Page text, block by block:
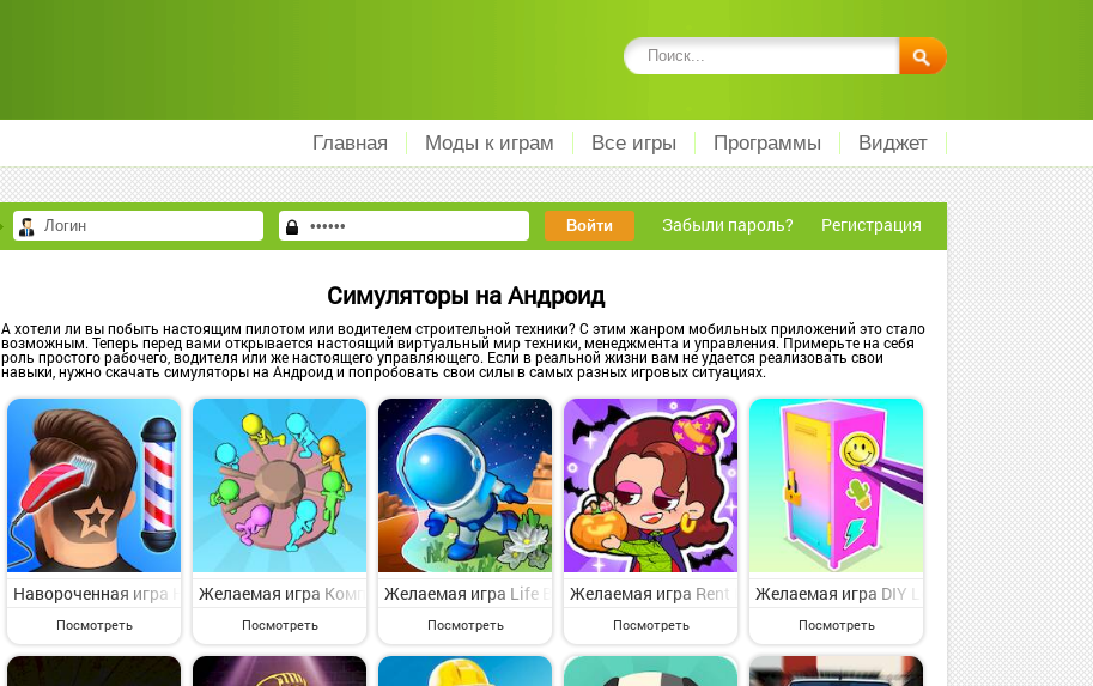
Главная Моды к играм Все игры Программы Виджет
Забыли пароль? Регистрация
Симуляторы на Андроид
А хотели ли вы побыть настоящим пилотом или водителем строительной техники? С этим жанром мобильных приложений это стало
возможным. Теперь перед вами открывается настоящий виртуальный мир техники, менеджмента и управления. Примерьте на себя
роль простого рабочего, водителя или же настоящего управляющего. Если в реальной жизни вам не удается реализовать свои
навыки, нужно скачать симуляторы на Андроид и попробовать свои силы в самых разных игровых ситуациях.
Навороченная игра Hair Tattoo: Барбершоп на Андроид - увлекательная игра симулятор для опытных игроков от славного
Посмотреть
Желаемая игра Компания Human Electric на Андроид - представляющая интерес игра симулятор для
Посмотреть
Желаемая игра Life Bubble - My Little Planet на Андроид - интересная игра симулятор
Посмотреть
Желаемая игра Rent Please!-Landlord Sim на Андроид - веселая
Посмотреть
Желаемая игра DIY Locker 3D на Андроид
Посмотреть